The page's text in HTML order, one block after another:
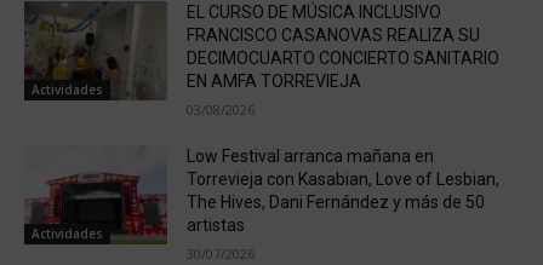
Actividades
EL CURSO DE MÚSICA INCLUSIVO
FRANCISCO CASANOVAS REALIZA SU
DECIMOCUARTO CONCIERTO SANITARIO
EN AMFA TORREVIEJA
03/08/2026
Actividades
Low Festival arranca mañana en
Torrevieja con Kasabian, Love of Lesbian,
The Hives, Dani Fernández y más de 50
artistas
30/07/2026